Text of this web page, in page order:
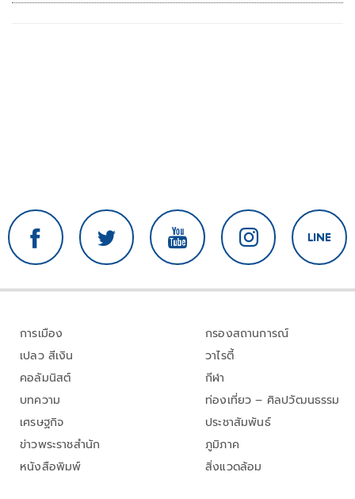
การเมือง
เปลว สีเงิน
คอลัมนิสต์
บทความ
เศรษฐกิจ
ข่าวพระราชสำนัก
หนังสือพิมพ์
กรองสถานการณ์
วาไรตี้
กีฬา
ท่องเที่ยว – ศิลปวัฒนธรรม
ประชาสัมพันธ์
ภูมิภาค
สิ่งแวดล้อม